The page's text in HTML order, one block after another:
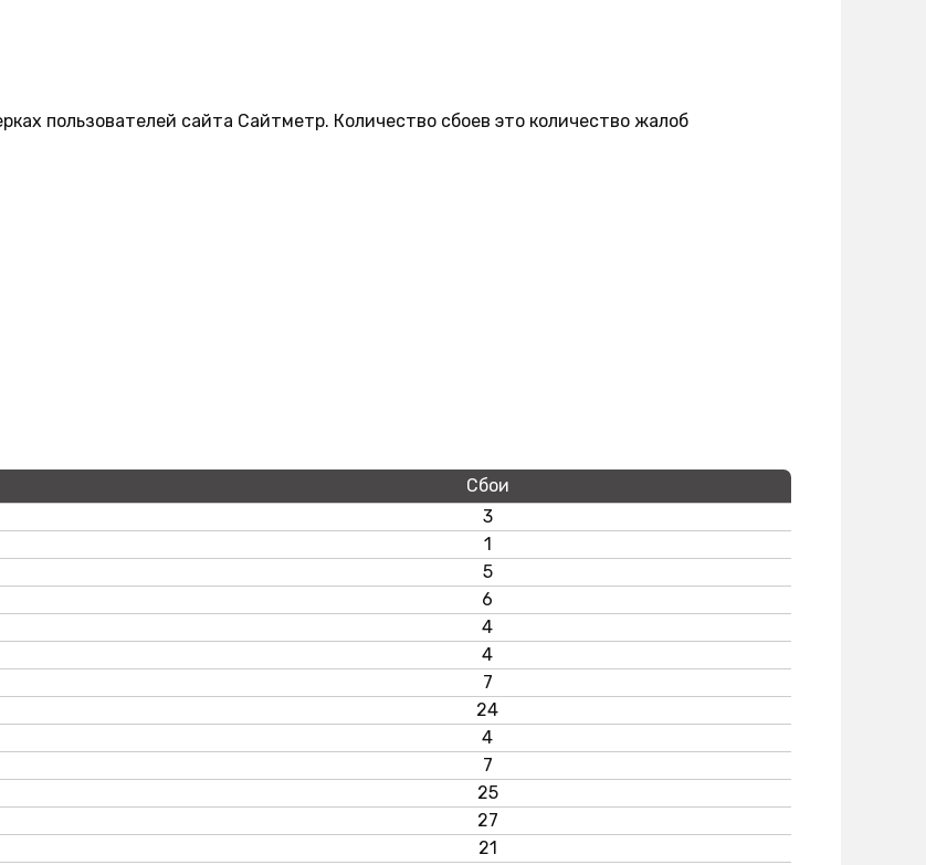
пользователей сайта Сайтметр. Количество сбоев это количество жалоб
Сбои
3
1
5
6
4
4
7
24
4
7
25
27
21